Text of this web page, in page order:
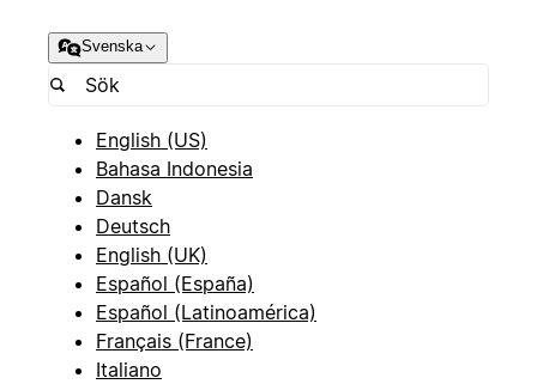
Svenska
English (US)
Bahasa Indonesia
Dansk
Deutsch
English (UK)
Español (España)
Español (Latinoamérica)
Français (France)
Italiano